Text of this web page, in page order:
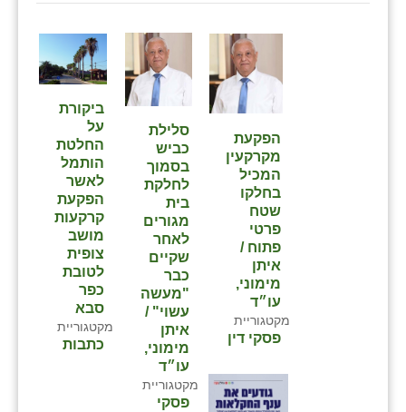
⁨ביקורת
על
החלטת
הותמל
לאשר
הפקעת
קרקעות
מושב
צופית
לטובת
כפר
סבא⁩
מקטגוריית
כתבות
סלילת
כביש
בסמוך
לחלקת
בית
מגורים
לאחר
שקיים
כבר
"מעשה
עשוי" /
איתן
מימוני,
עו״ד
מקטגוריית
פסקי
הפקעת
מקרקעין
המכיל
בחלקו
שטח
פרטי
פתוח /
איתן
מימוני,
עו״ד
מקטגוריית
פסקי דין